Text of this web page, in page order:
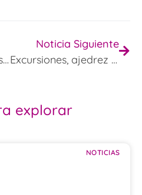
La robótica y los pasos
Noticia Siguiente
Excursiones, ajedrez y Día del Libro
explorar
NOTICIAS